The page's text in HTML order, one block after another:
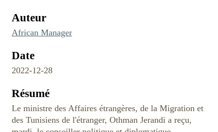
Auteur
African Manager
Date
2022-12-28
Résumé
Le ministre des Affaires étrangères, de la Migration et
des Tunisiens de l'étranger, Othman Jerandi a reçu,